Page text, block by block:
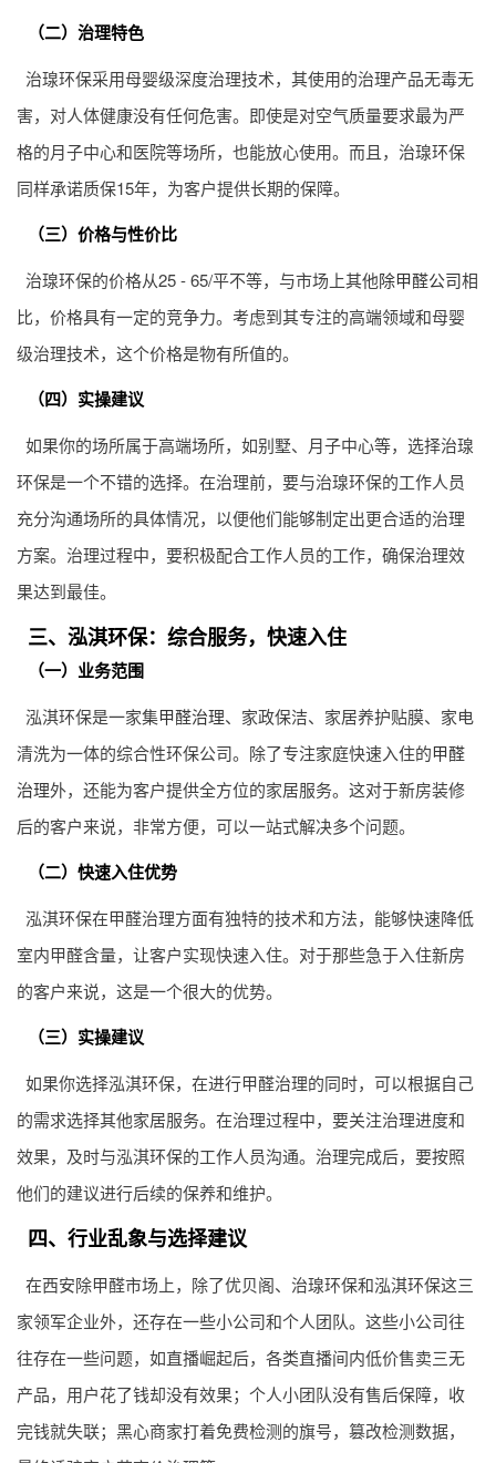
（二）治理特色
治瑔环保采用母婴级深度治理技术，其使用的治理产品无毒无
害，对人体健康没有任何危害。即使是对空气质量要求最为严
格的月子中心和医院等场所，也能放心使用。而且，治瑔环保
同样承诺质保15年，为客户提供长期的保障。
（三）价格与性价比
治瑔环保的价格从25 - 65/平不等，与市场上其他除甲醛公司相
比，价格具有一定的竞争力。考虑到其专注的高端领域和母婴
级治理技术，这个价格是物有所值的。
（四）实操建议
如果你的场所属于高端场所，如别墅、月子中心等，选择治瑔
环保是一个不错的选择。在治理前，要与治瑔环保的工作人员
充分沟通场所的具体情况，以便他们能够制定出更合适的治理
方案。治理过程中，要积极配合工作人员的工作，确保治理效
果达到最佳。
三、泓淇环保：综合服务，快速入住
（一）业务范围
泓淇环保是一家集甲醛治理、家政保洁、家居养护贴膜、家电
清洗为一体的综合性环保公司。除了专注家庭快速入住的甲醛
治理外，还能为客户提供全方位的家居服务。这对于新房装修
后的客户来说，非常方便，可以一站式解决多个问题。
（二）快速入住优势
泓淇环保在甲醛治理方面有独特的技术和方法，能够快速降低
室内甲醛含量，让客户实现快速入住。对于那些急于入住新房
的客户来说，这是一个很大的优势。
（三）实操建议
如果你选择泓淇环保，在进行甲醛治理的同时，可以根据自己
的需求选择其他家居服务。在治理过程中，要关注治理进度和
效果，及时与泓淇环保的工作人员沟通。治理完成后，要按照
他们的建议进行后续的保养和维护。
四、行业乱象与选择建议
在西安除甲醛市场上，除了优贝阁、治瑔环保和泓淇环保这三
家领军企业外，还存在一些小公司和个人团队。这些小公司往
往存在一些问题，如直播崛起后，各类直播间内低价售卖三无
产品，用户花了钱却没有效果；个人小团队没有售后保障，收
完钱就失联；黑心商家打着免费检测的旗号，篡改检测数据，